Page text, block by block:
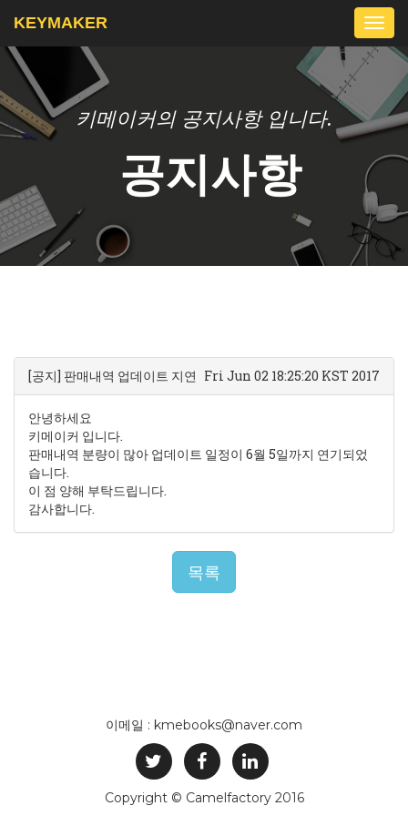
KEYMAKER
키메이커의 공지사항 입니다.
공지사항
[공지] 판매내역 업데이트 지연 Fri Jun 02 18:25:20 KST 2017
안녕하세요
키메이커 입니다.
판매내역 분량이 많아 업데이트 일정이 6월 5일까지 연기되었
습니다.
이 점 양해 부탁드립니다.
감사합니다.
목록
이메일 : kmebooks@naver.com
Copyright © Camelfactory 2016